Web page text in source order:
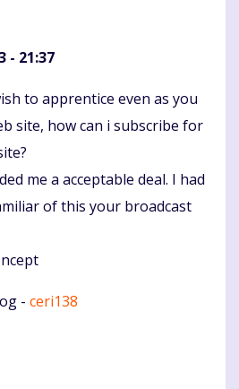
- 21:37
to apprentice even as you
site, how can i subscribe for
me a acceptable deal. I had
of this your broadcast
- ceri138